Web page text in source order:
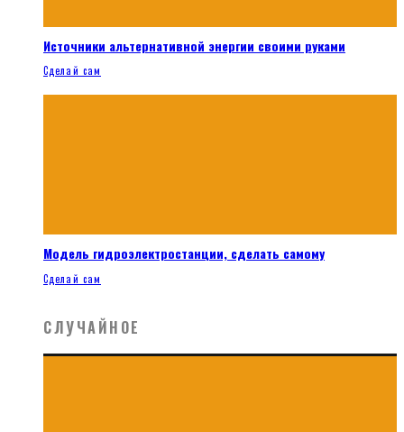
Источники альтернативной энергии своими руками
Сделай сам
Модель гидроэлектростанции, сделать самому
Сделай сам
СЛУЧАЙНОЕ